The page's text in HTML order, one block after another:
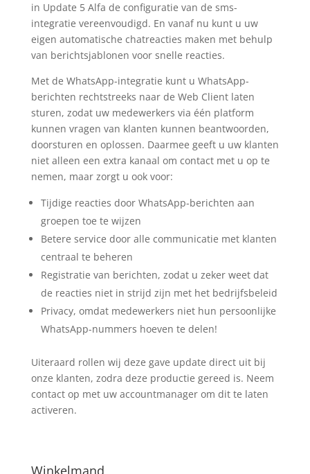
in Update 5 Alfa de configuratie van de sms-
integratie vereenvoudigd. En vanaf nu kunt u uw
eigen automatische chatreacties maken met behulp
van berichtsjablonen voor snelle reacties.
Met de WhatsApp-integratie kunt u WhatsApp-
berichten rechtstreeks naar de Web Client laten
sturen, zodat uw medewerkers via één platform
kunnen vragen van klanten kunnen beantwoorden,
doorsturen en oplossen. Daarmee geeft u uw klanten
niet alleen een extra kanaal om contact met u op te
nemen, maar zorgt u ook voor:
Tijdige reacties door WhatsApp-berichten aan
groepen toe te wijzen
Betere service door alle communicatie met klanten
centraal te beheren
Registratie van berichten, zodat u zeker weet dat
de reacties niet in strijd zijn met het bedrijfsbeleid
Privacy, omdat medewerkers niet hun persoonlijke
WhatsApp-nummers hoeven te delen!
Uiteraard rollen wij deze gave update direct uit bij
onze klanten, zodra deze productie gereed is. Neem
contact op met uw accountmanager om dit te laten
activeren.